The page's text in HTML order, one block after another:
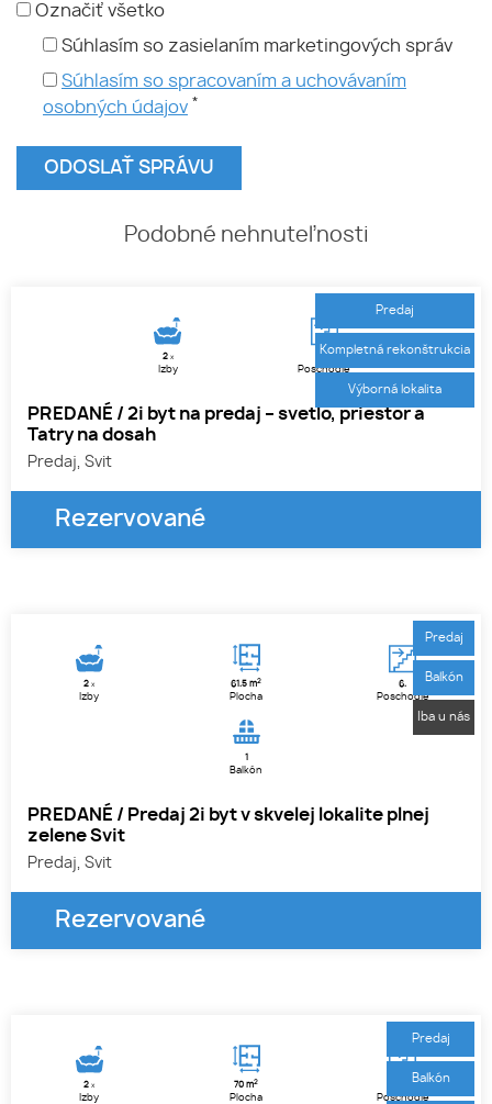
Označiť všetko
Súhlasím so zasielaním marketingových správ
Súhlasím so spracovaním a uchovávaním
osobných údajov *
Podobné nehnuteľnosti
2 x
Izby
2.
Poschodie
PREDANÉ / 2i byt na predaj – svetlo, priestor a
Tatry na dosah
Predaj, Svit
Rezervované
Predaj
Kompletná rekonštrukcia
Výborná lokalita
2x
Izby
61.5 m2
Plocha
6.
Poschodie
1
Balkón
PREDANÉ / Predaj 2i byt v skvelej lokalite plnej
zelene Svit
Predaj, Svit
Rezervované
Predaj
Balkón
Iba u nás
2x
Izby
70 m2
Plocha Poschodie
Predaj
Balkón